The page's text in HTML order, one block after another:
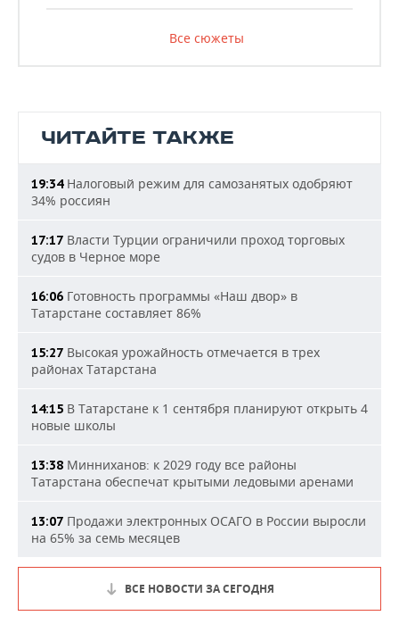
Все сюжеты
ЧИТАЙТЕ ТАКЖЕ
19:34Налоговый режим для самозанятых одобряют
34% россиян
17:17 Власти Турции ограничили проход торговых
судов в Черное море
16:06 Готовность программы «Наш двор» в
Татарстане составляет 86%
15:27 Высокая урожайность отмечается в трех
районах Татарстана
14:15 В Татарстане к 1 сентября планируют открыть 4
новые школы
13:38 Минниханов: к 2029 году все районы
Татарстана обеспечат крытыми ледовыми аренами
13:07 Продажи электронных ОСАГО в России выросли
на 65% за семь месяцев
ВСЕ НОВОСТИ ЗА СЕГОДНЯ